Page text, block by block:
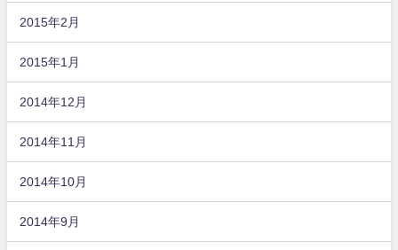
2015年2月
2015年1月
2014年12月
2014年11月
2014年10月
2014年9月